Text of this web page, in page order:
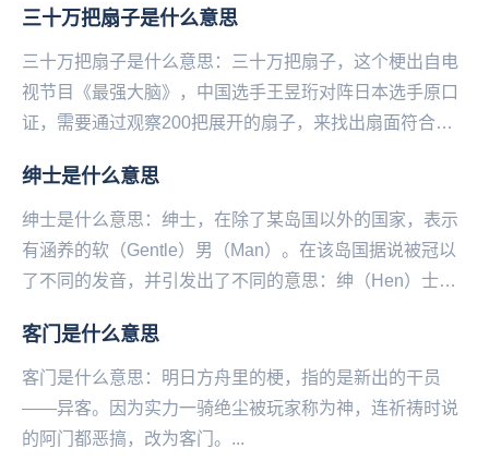
三十万把扇子是什么意思
三十万把扇子是什么意思：三十万把扇子，这个梗出自电
视节目《最强大脑》，中国选手王昱珩对阵日本选手原口
证，需要通过观察200把展开的扇子，来找出扇面符合主
绅士是什么意思
绅士是什么意思：绅士，在除了某岛国以外的国家，表示
有涵养的软（Gentle）男（Man）。在该岛国据说被冠以
了不同的发音，并引发出了不同的意思：绅（Hen）士
客门是什么意思
客门是什么意思：明日方舟里的梗，指的是新出的干员
——异客。因为实力一骑绝尘被玩‌‌‌‌‌‌‌‌‌‌‌‌‌家称为神，连祈祷时说
的阿门都恶搞，改为客门。...